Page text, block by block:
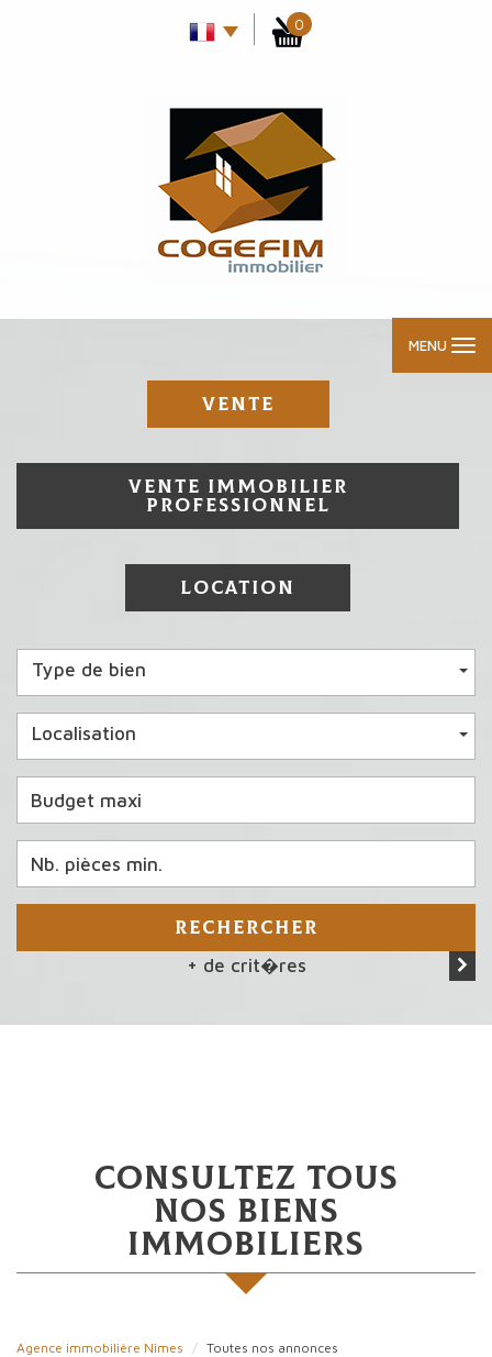
0
MENU
VENTE
VENTE IMMOBILIER
PROFESSIONNEL
LOCATION
Type de bien
Localisation
RECHERCHER
+ de crit�res
consultez tous
nos biens
immobiliers
Agence immobilière Nîmes Toutes nos annonces